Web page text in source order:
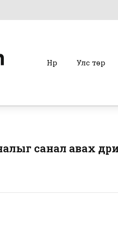
Нүүр Улс төр
санал авах